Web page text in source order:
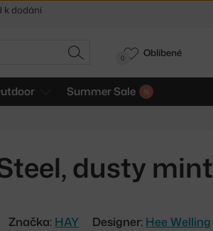
HLEDAT
Summer Sale
0 Oblíbené
dusty mint
Značka: HAY Designer: Hee Welling